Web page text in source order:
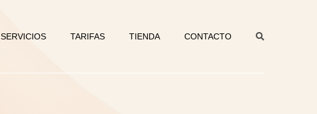
SERVICIOS TARIFAS TIENDA CONTACTO